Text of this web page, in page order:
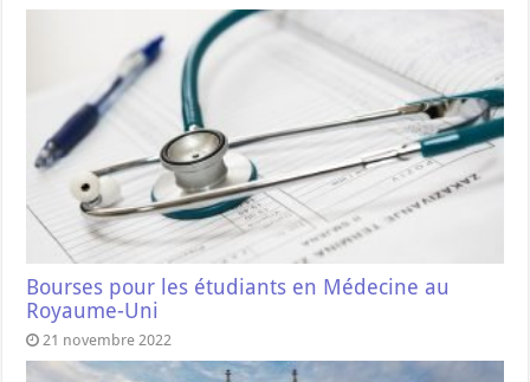
Bourses pour les étudiants en Médecine au
Royaume-Uni
21 novembre 2022